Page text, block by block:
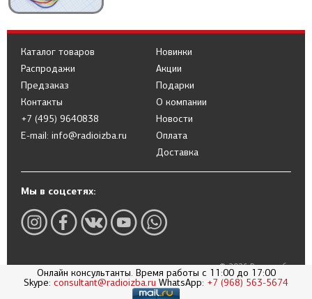
Каталог товаров
Распродажи
Предзаказ
Новинки
Акции
Подарки
Контакты
+7 (495) 9640838
E-mail: info@radioizba.ru
О компании
Новости
Оплата
Доставка
Мы в соцсетях:
© 2026 Радиоизба
Политика в отношении обработки
персональных данных
Онлайн консультанты. Время работы с 11:00 до 17:00
Skype: consultant@radioizba.ru WhatsApp: +7 (968) 563-5674